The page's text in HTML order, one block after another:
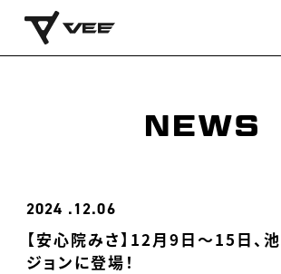
NEWS
2024 12.06
【安心院みさ】12月9日〜15日、
ジョンに登場！